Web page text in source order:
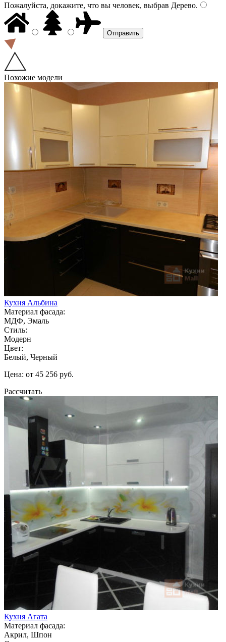
Пожалуйста, докажите, что вы человек, выбрав Дерево.
Похожие модели
Кухня Альбина
Материал фасада:
МДФ, Эмаль
Стиль:
Модерн
Цвет:
Белый, Черный
Цена: от 45 256 руб.
Рассчитать
Кухня Агата
Материал фасада:
Акрил, Шпон